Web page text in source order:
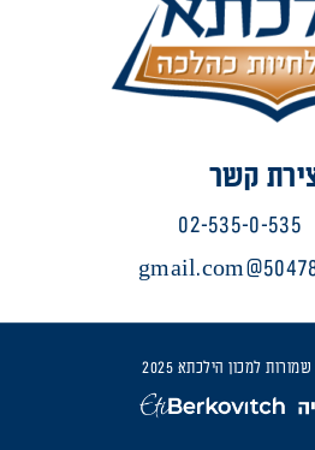
קשר
02-535-0-535
למכון הילכתא 2025